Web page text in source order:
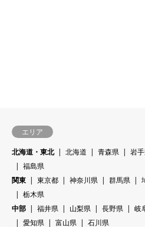
エリア
北海道・東北
北海道 青森県 岩
福島県
関東
東京都 神奈川県 群馬県
栃木県
中部
福井県 山梨県 長野県 岐
愛知県
富山県
石川県